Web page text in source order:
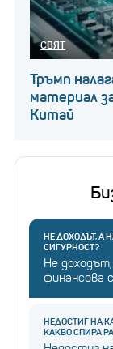
СВЯТ
Тръмп
материал
Китай
НЕ ДОХОДЪТ, А
СИГУРНОСТ?
Не
финансова
НЕДОСТИГ НА
КАКВО СПИРА